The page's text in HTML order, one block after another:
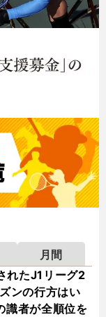
月間
れたJ1リーグ2
ンの行方はい
者が全順位を